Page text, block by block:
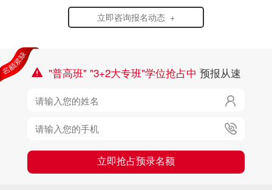
50 17 学历+技能证书
计算机应用与维 50 17 学历+技能证书
新能源汽车技术
专...
机电一体化专业 17 学历+技能证书 立即预约
立即咨询报名动态 +
 "普高班" "3+2大专班"学位抢占中 预报从速


立即抢占预录名额